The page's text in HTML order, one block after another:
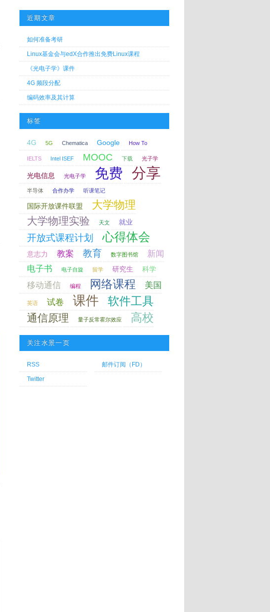
近期文章
如何准备考研
Linux基金会与edX合作推出免费Linux课程
《光电子学》课件
4G 频段分配
编码效率及其计算
标签
4G 5G Chematica Google How To
IELTS Intel ISEF MOOC 下载 光子学
光电信息 光电子学 免费 分享
半导体 合作办学 听课笔记
国际开放课件联盟 大学物理
大学物理实验 天文 就业
开放式课程计划 心得体会
意志力 教案 教育 数字图书馆
新闻
电子书
电子自旋 留学 研究生 科学
移动通信 编程 网络课程 美国
英语 试卷 课件 软件工具
通信原理 量子反常霍尔效应 高校
关注水景一页
RSS 邮件订阅（FD）
Twitter